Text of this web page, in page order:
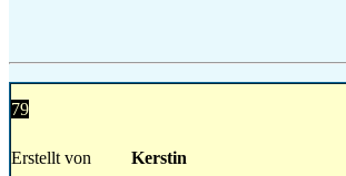
79
Erstellt von Kerstin